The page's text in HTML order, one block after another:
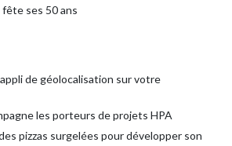
fête ses 50 ans
de géolocalisation sur votre
les porteurs de projets HPA
pizzas surgelées pour développer son